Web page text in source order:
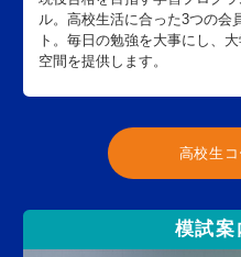
ル。高校生活に合った3つの会
ト。毎日の勉強を大事にし、
空間を提供します。
高校生
模試案